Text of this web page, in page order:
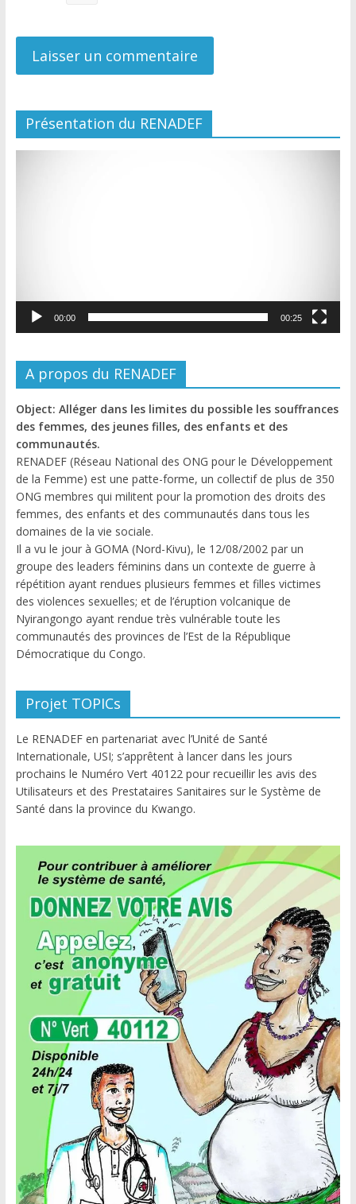
Présentation du RENADEF
00:00 00:25
A propos du RENADEF
Object: Alléger dans les limites du possible les souffrances
des femmes, des jeunes filles, des enfants et des
communautés.
RENADEF (Réseau National des ONG pour le Développement
de la Femme) est une patte-forme, un collectif de plus de 350
ONG membres qui militent pour la promotion des droits des
femmes, des enfants et des communautés dans tous les
domaines de la vie sociale.
Il a vu le jour à GOMA (Nord-Kivu), le 12/08/2002 par un
groupe des leaders féminins dans un contexte de guerre à
répétition ayant rendues plusieurs femmes et filles victimes
des violences sexuelles; et de l’éruption volcanique de
Nyirangongo ayant rendue très vulnérable toute les
communautés des provinces de l’Est de la République
Démocratique du Congo.
Projet TOPICs
Le RENADEF en partenariat avec l’Unité de Santé
Internationale, USI; s’apprêtent à lancer dans les jours
prochains le Numéro Vert 40122 pour recueillir les avis des
Utilisateurs et des Prestataires Sanitaires sur le Système de
Santé dans la province du Kwango.